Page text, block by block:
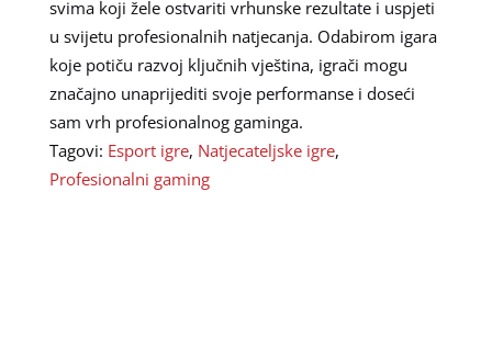
svima koji žele ostvariti vrhunske rezultate i uspjeti
u svijetu profesionalnih natjecanja. Odabirom igara
koje potiču razvoj ključnih vještina, igrači mogu
značajno unaprijediti svoje performanse i doseći
sam vrh profesionalnog gaminga.
Tagovi: Esport igre, Natjecateljske igre,
Profesionalni gaming